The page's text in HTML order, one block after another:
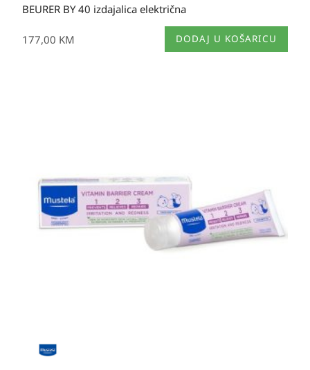
BEURER BY 40 izdajalica električna
177,00 KM DODAJ U KOŠARICU